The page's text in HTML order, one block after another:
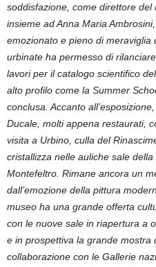
soddisfazione, come direttore del
insieme ad Anna Maria
emozionato e pieno di meraviglia
urbinate ha permesso di
lavori per il catalogo scientifico
alto profilo come la Summer
conclusa. Accanto
Ducale, molti appena restaurati,
visita a Urbino, culla del
cristallizza nelle auliche sale
Montefeltro. Rimane ancora un
dall’emozione della pittura
museo ha una grande offerta
con le nuove sale in riapertura a
e in prospettiva la grande mostra
collaborazione con le Gallerie